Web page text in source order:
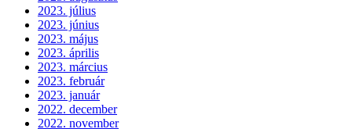
2023. július
2023. június
2023. május
2023. április
2023. március
2023. február
2023. január
2022. december
2022. november